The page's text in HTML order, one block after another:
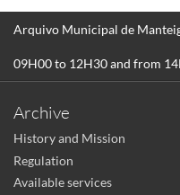
Arquivo Municipal de
09H00 to 12H30 and from
Archive
History and Mission
Regulation
Available services